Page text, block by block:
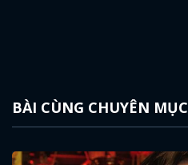
BÀI CÙNG CHUYÊN MỤC